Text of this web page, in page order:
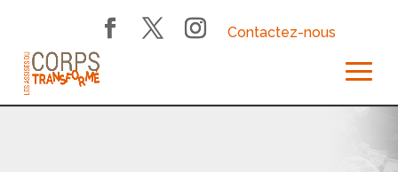
Contactez-nous